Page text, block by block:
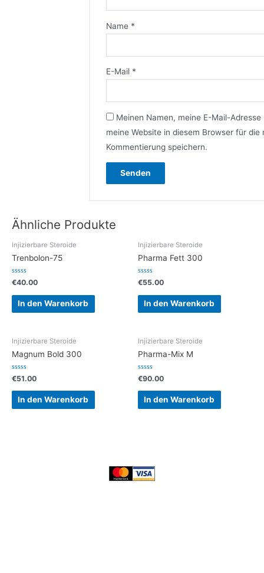
Name *
E-Mail *
Meinen Namen, meine E-Mail-Adresse
meine Website in diesem Browser für die
Kommentierung speichern.
Ähnliche Produkte
Injizierbare Steroide
Trenbolon-75
Bewertet
mit
0
von
€40.00
In den Warenkorb
Injizierbare Steroide
Pharma Fett 300
Bewertet
mit
0
von
€55.00
In den Warenkorb
Injizierbare Steroide
Magnum Bold 300
Bewertet
mit
0
von
€51.00
In den Warenkorb
Injizierbare Steroide
Pharma-Mix M
Bewertet
mit
0
von
€90.00
In den Warenkorb